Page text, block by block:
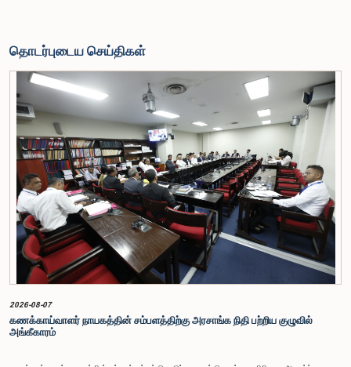
தொடர்புடைய செய்திகள்
2026-08-07
கணக்காய்வாளர் நாயகத்தின் சம்பளத்திற்கு அரசாங்க நிதி பற்றிய குழுவில்
அங்கீகாரம்